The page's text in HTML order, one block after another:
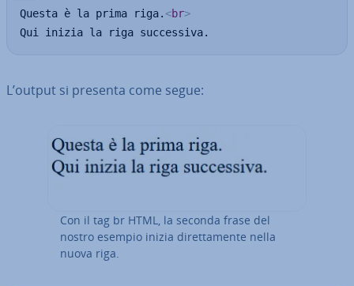
Questa è la prima riga. <br>
Qui inizia la riga successiva.
L’output si presenta come segue:
Con il tag br HTML, la seconda frase del
nostro esempio inizia di­ret­ta­men­te nella
nuova riga.